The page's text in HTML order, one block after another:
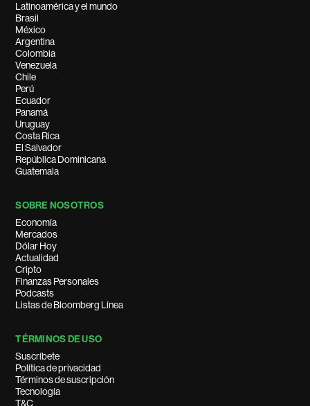
Latinoamérica y el mundo
Brasil
México
Argentina
Colombia
Venezuela
Chile
Perú
Ecuador
Panamá
Uruguay
Costa Rica
El Salvador
República Dominicana
Guatemala
SOBRE NOSOTROS
Economía
Mercados
Dólar Hoy
Actualidad
Cripto
Finanzas Personales
Podcasts
Listas de Bloomberg Línea
TÉRMINOS DE USO
Suscríbete
Política de privacidad
Términos de suscripción
Tecnología
T&C